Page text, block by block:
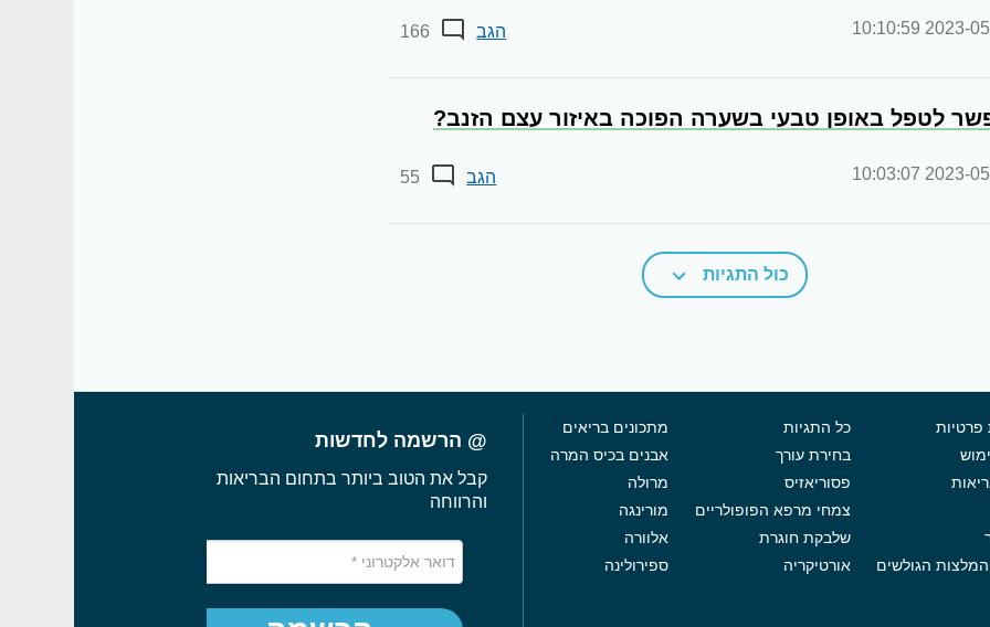
2023-05-04 הגב 166
לטפל באופן טבעי בשערה הפוכה באיזור עצם הזנב?
2023-05-04 הגב 55
כול התגיות
פרטיות
הגולשים
כל התגיות
בחירת עורך
פסוריאזיס
צמחי מרפא הפופולריים
שלבקת חוגרת
אורטיקריה
מתכונים בריאים
אבנים בכיס המרה
מרולה
מורינגה
אלוורה
ספירולינה
@ הרשמה לחדשות
קבל את הטוב ביותר בתחום הבריאות
והרווחה